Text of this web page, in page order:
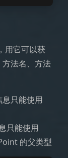
用它可以获
法名、方法
只能使用
只能使用
的父类型